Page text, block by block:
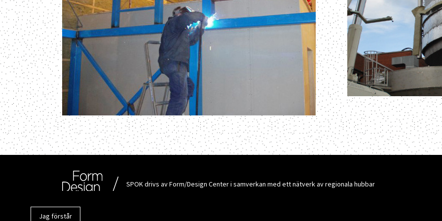
SPOK drivs av Form/Design Center i samverkan med ett nätverk av regionala hubbar
Jag förstår